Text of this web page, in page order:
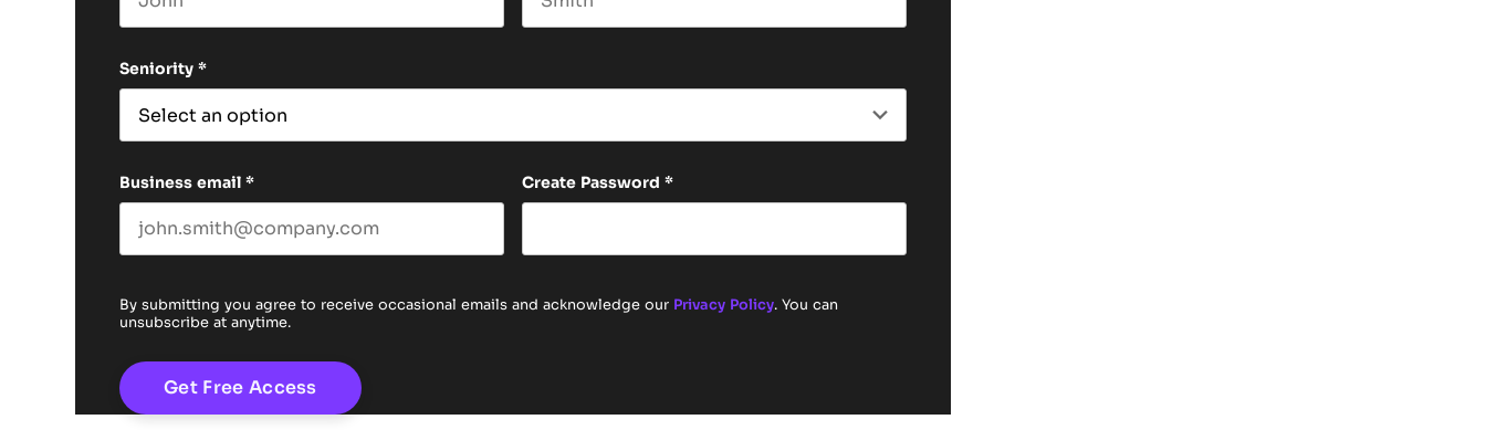
Seniority *
Business email * Create Password *
By submitting you agree to receive occasional emails and acknowledge our Privacy Policy. You can
unsubscribe at anytime.